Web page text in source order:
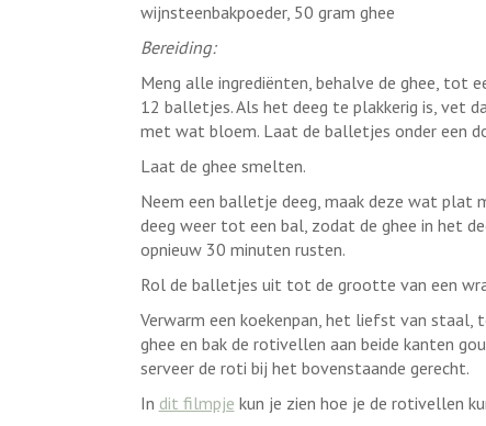
wijnsteenbakpoeder, 50 gram ghee
Bereiding:
Meng alle ingrediënten, behalve de ghee, tot
12 balletjes. Als het deeg te plakkerig is, vet
met wat bloem. Laat de balletjes onder een
Laat de ghee smelten.
Neem een balletje deeg, maak deze wat plat
deeg weer tot een bal, zodat de ghee in het
opnieuw 30 minuten rusten.
Rol de balletjes uit tot de grootte van een
Verwarm een koekenpan, het liefst van
ghee en bak de rotivellen aan beide kanten
serveer de roti bij het bovenstaande gerecht.
In dit filmpje kun je zien hoe je de rotivellen